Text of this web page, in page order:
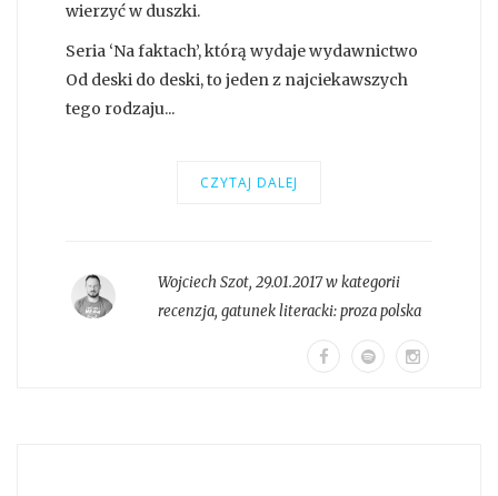
wierzyć w duszki.
Seria ‘Na faktach’, którą wydaje wydawnictwo
Od deski do deski, to jeden z najciekawszych
tego rodzaju...
CZYTAJ DALEJ
Wojciech Szot, 29.01.2017 w kategorii
recenzja, gatunek literacki:proza polska